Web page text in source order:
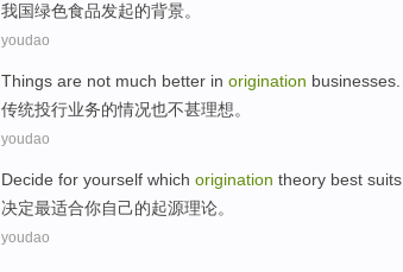
我国绿色食品发起的背景。
youdao
Things are not much better in origination businesses
传统投行业务的情况也不甚理想。
youdao
Decide for yourself which origination theory best suits
决定最适合你自己的起源理论。
youdao